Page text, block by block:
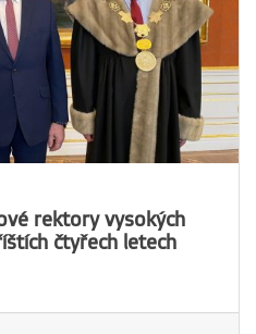
rektory vysokých
čtyřech letech